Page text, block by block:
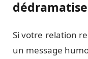
Si votre relation
un message